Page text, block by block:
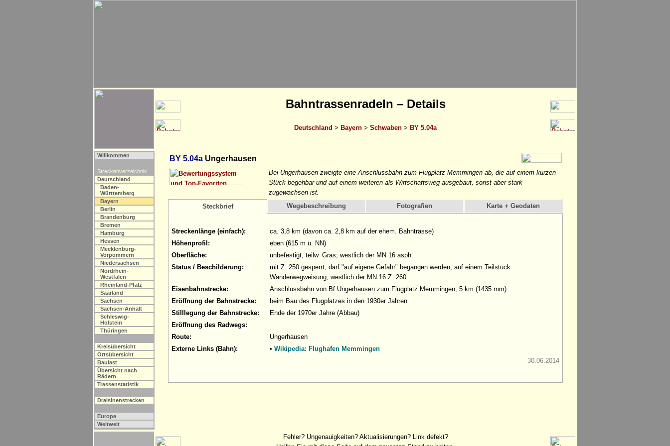
Bahntrassenradeln – Details
Deutschland > Bayern > Schwaben > BY 5.04a
Willkommen
Streckenverzeichnis
Deutschland
Baden-
Württemberg
Bayern
Berlin
Brandenburg
Bremen
Hamburg
Hessen
Mecklenburg-
Vorpommern
Niedersachsen
Nordrhein-
Westfalen
Rheinland-Pfalz
Saarland
Sachsen
Sachsen-Anhalt
Schleswig-
Holstein
Thüringen
Kreisübersicht
Ortsübersicht
Baulast
Übersicht nach
Rädern
Trassenstatistik
Draisinenstrecken
Europa
Weltweit
BY 5.04a Ungerhausen
Bei Ungerhausen zweigte eine Anschlussbahn zum Flugplatz Memmingen ab, die auf einem kurzen
Stück begehbar und auf einem weiteren als Wirtschaftsweg ausgebaut, sonst aber stark
zugewachsen ist.
Steckbrief
Wegebeschreibung Fotografien Karte + Geodaten
Streckenlänge (einfach):
ca. 3,8 km (davon ca. 2,8 km auf der ehem. Bahntrasse)
Höhenprofil:
eben (615 m ü. NN)
Oberfläche:
unbefestigt, teilw. Gras; westlich der MN 16 asph.
Status / Beschilderung:
mit Z. 250 gesperrt, darf "auf eigene Gefahr" begangen werden, auf einem Teilstück
Wanderwegweisung; westlich der MN 16 Z. 260
Eisenbahnstrecke:
Anschlussbahn von Bf Ungerhausen zum Flugplatz Memmingen; 5 km (1435 mm)
Eröffnung der Bahnstrecke:
beim Bau des Flugplatzes in den 1930er Jahren
Stilllegung der Bahnstrecke:
Ende der 1970er Jahre (Abbau)
Eröffnung des Radwegs:
Route:
Ungerhausen
Externe Links (Bahn):
• Wikipedia: Flughafen Memmingen
30.06.2014
Fehler? Ungenauigkeiten? Aktualisierungen? Link defekt?